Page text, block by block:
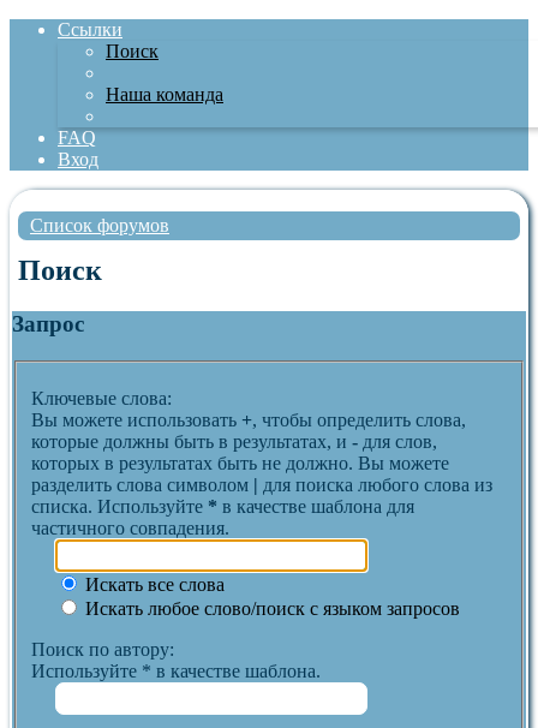
Ссылки
Поиск
Наша команда
FAQ
Вход
Список форумов
Поиск
Запрос
Ключевые слова:
Вы можете использовать +, чтобы определить слова,
которые должны быть в результатах, и - для слов,
которых в результатах быть не должно. Вы можете
разделить слова символом | для поиска любого слова из
списка. Используйте * в качестве шаблона для
частичного совпадения.
Искать все слова
Искать любое слово/поиск с языком запросов
Поиск по автору:
Используйте * в качестве шаблона.